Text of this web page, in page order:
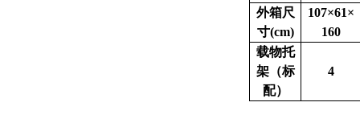
外箱尺
寸(cm)
107×61×
160
载物托
架（标
配）
4